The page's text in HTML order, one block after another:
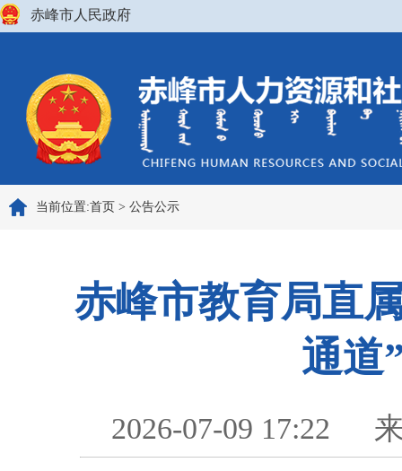
赤峰市人民政府
当前位置:首页 > 公告公示
赤峰市教育局直
通道
2026-07-09 17:22